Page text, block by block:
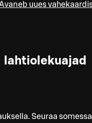
uues
lahtiolekuajad
Seuraa